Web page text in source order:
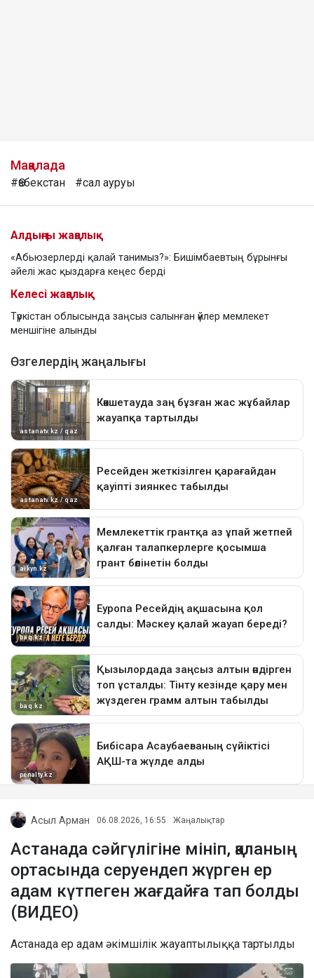
Мақалада
#Өзбекстан #сал ауруы
Алдыңғы жаңалық
«Абьюзерлерді қалай танимыз?»: Бишімбаевтың бұрынғы
әйелі жас қыздарға кеңес берді
Келесі жаңалық
Түркістан облысында заңсыз салынған үйлер мемлекет
меншігіне алынды
Асыл Арман 06.08.2026, 16:55 Жаңалықтар
Астанада сәйгүлігіне мініп, қаланың
ортасында серуендеп жүрген ер
адам күтпеген жағдайға тап болды
(ВИДЕО)
Астанада ер адам әкімшілік жауаптылыққа тартылды